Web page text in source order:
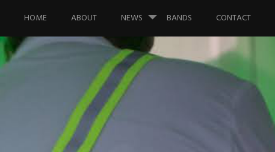
HOME
ABOUT NEWS BANDS CONTACT